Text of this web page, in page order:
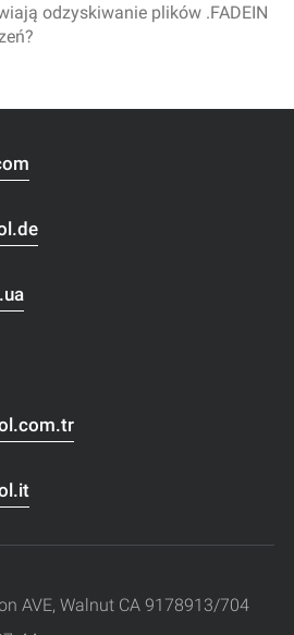
odzyskiwanie plików .FADEIN
AVE, Walnut CA 9178913/704